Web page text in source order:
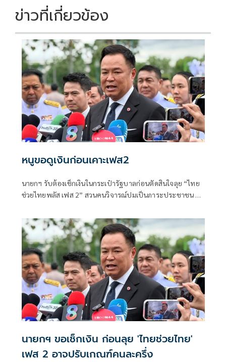
ข่าวที่เกี่ยวข้อง
หนูขอดูเงินก่อนเคาะเฟส2
นายกฯ รับต้องเช็กเงินในกระเป๋ารัฐบาลก่อนตัดสินใจลุย “ไทย
ช่วยไทยพลัส เฟส 2” สวนคนวิจารณ์ปมเป็นภาระประชาชน ชี้
ไทยพลัสหรือไม่
นายกฯ ขอเช็กเงิน ก่อนลุย 'ไทยช่วยไทย'
เฟส 2 อาจปรับเกณฑ์คนละครึ่ง